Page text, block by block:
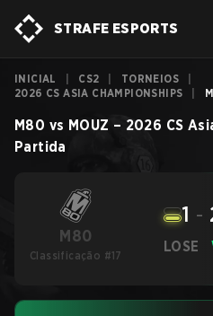
STRAFE ESPORTS
INICIAL CS2 TORNEIOS
2026 CS ASIA CHAMPIONSHIPS
M80 vs MOUZ – 2026 CS
Partida
M80
Classificação #17
LOSE
1 -